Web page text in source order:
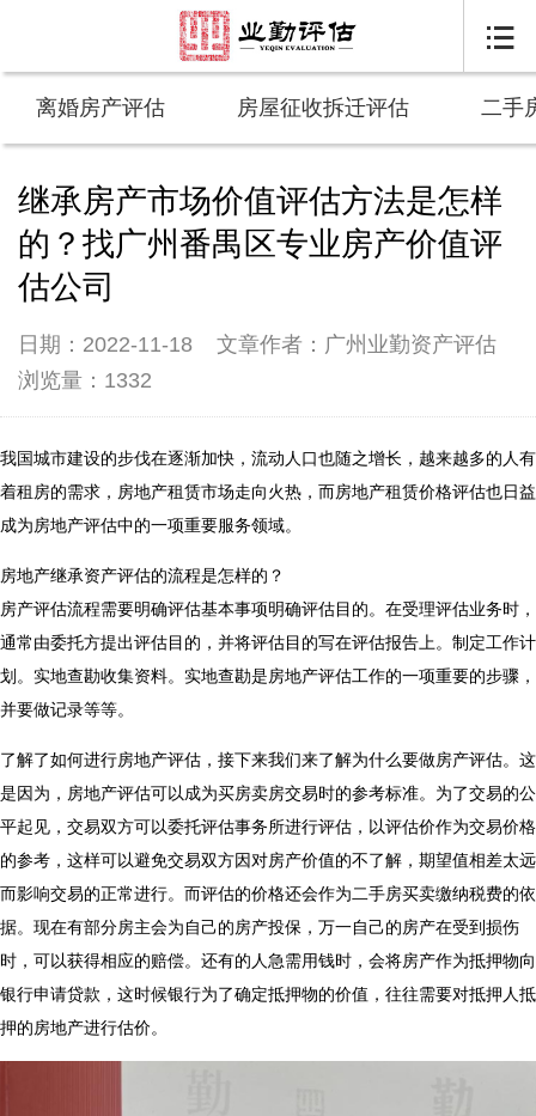

离婚房产评估 房屋征收拆迁评估 二手
继承房产市场价值评估方法是怎样
的？找广州番禺区专业房产价值评
估公司
日期：2022-11-18
文章作者：广州业勤资产评估
浏览量：1332
我国城市建设的步伐在逐渐加快，流动人口也随之增长，越来越多的人有
着租房的需求，房地产租赁市场走向火热，而房地产租赁价格评估也日益
成为房地产评估中的一项重要服务领域。
房地产继承资产评估的流程是怎样的？
房产评估流程需要明确评估基本事项明确评估目的。在受理评估业务时，
通常由委托方提出评估目的，并将评估目的写在评估报告上。制定工作计
划。实地查勘收集资料。实地查勘是房地产评估工作的一项重要的步骤，
并要做记录等等。
了解了如何进行房地产评估，接下来我们来了解为什么要做房产评估。这
是因为，房地产评估可以成为买房卖房交易时的参考标准。为了交易的公
平起见，交易双方可以委托评估事务所进行评估，以评估价作为交易价格
的参考，这样可以避免交易双方因对房产价值的不了解，期望值相差太远
而影响交易的正常进行。而评估的价格还会作为二手房买卖缴纳税费的依
据。现在有部分房主会为自己的房产投保，万一自己的房产在受到损伤
时，可以获得相应的赔偿。还有的人急需用钱时，会将房产作为抵押物向
银行申请贷款，这时候银行为了确定抵押物的价值，往往需要对抵押人抵
押的房地产进行估价。